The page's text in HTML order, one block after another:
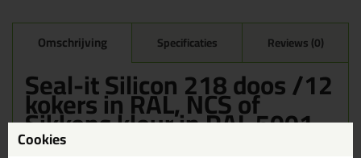
Omschrijving Specificaties Reviews (0)
Seal-it Silicon 218 doos /12
kokers in RAL, NCS of
Sikkens kleur in RAL 5001
Bestel de Seal-it Silicon 218 doos /12 kokers in RAL, NCS of
Cookies